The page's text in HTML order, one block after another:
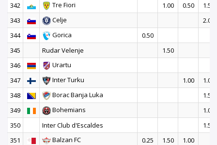
342
Tre Fiori 1.00 0.50
1.50
343
Celje
2.00
344
Gorica
0.50
345
Rudar Velenje
1.50
346
Urartu
347
Inter Turku 1.00
1.00
348
Borac Banja Luka
1.50
349
Bohemians
1.00
350
Inter Club d'Escaldes
1.50
351
Balzan FC 0.25 1.50
1.00